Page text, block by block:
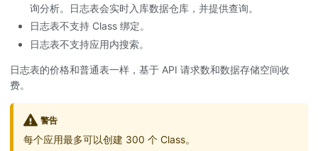
询分析。日志表会实时入库数据仓库，并提供查询。
日志表不支持 Class 绑定。
日志表不支持应用内搜索。
日志表的价格和普通表一样，基于 API 请求数和数据存储空间收
费。
警告
每个应用最多可以创建 300 个 Class。